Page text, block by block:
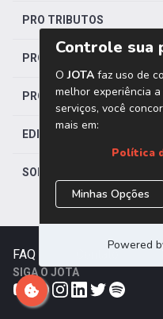
PRO TRIBUTOS
PRO TRABALHISTA
PRO SAÚDE
EDITORIAS
SOBRE O JOTA
FAQ
SIGA O JOTA